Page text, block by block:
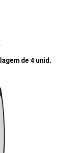
de 4 unid.